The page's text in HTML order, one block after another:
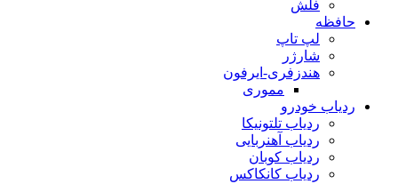
فلش
حافظه
لپ تاپ
شارژر
هندزفری-ایرفون
مموری
ردیاب خودرو
ردیاب تلتونیکا
ردیاب آهنربایی
ردیاب کوبان
ردیاب کانکاکس